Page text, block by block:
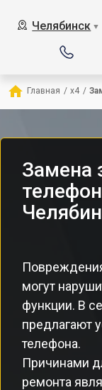
Челябинск ▼
Главная / x4 /
Замена
могут
функции. В
предлагают
телефона.
Причинами
ремонта